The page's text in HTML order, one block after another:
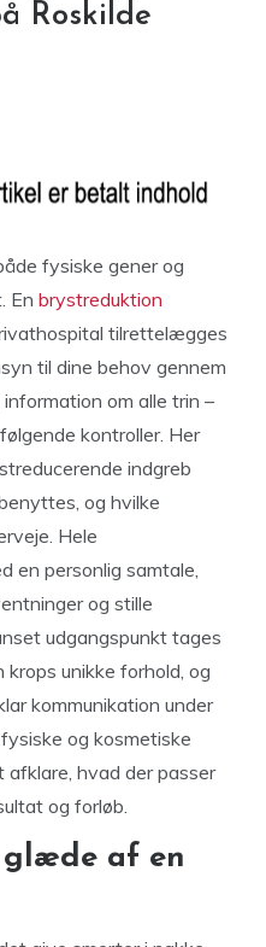
Roskilde
fysiske gener og
En brystreduktion
tilrettelægges
til dine behov gennem
om alle trin –
kontroller. Her
indgreb
og hvilke
Hele
en personlig samtale,
og stille
udgangspunkt tages
unikke forhold, og
kommunikation under
og kosmetiske
hvad der passer
og forløb.
glæde af en